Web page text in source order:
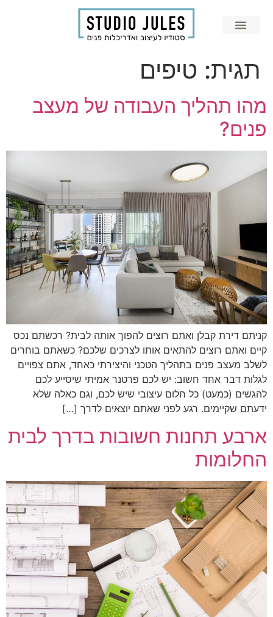
תגית: טיפים
מהו תהליך העבודה של מעצב
פנים?
קניתם דירת קבלן ואתם רוצים להפוך אותה לבית? רכשתם נכס
קיים ואתם רוצים להתאים אותו לצרכים שלכם? כשאתם בוחרים
לשלב מעצב פנים בתהליך הטכני והיצירתי כאחד, אתם צפויים
לגלות דבר אחד חשוב: יש לכם פרטנר אמיתי שיסייע לכם
להגשים (כמעט) כל חלום עיצובי שיש לכם, וגם כאלה שלא
ידעתם שקיימים. רגע לפני שאתם יוצאים לדרך […]
ארבע תחנות חשובות בדרך לבית
החלומות